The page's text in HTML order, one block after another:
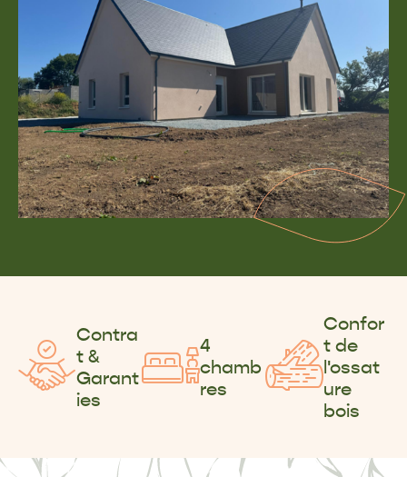
Contra
t &
Garant
ies
4
chamb
res
Confor
t de
l'ossat
ure
bois